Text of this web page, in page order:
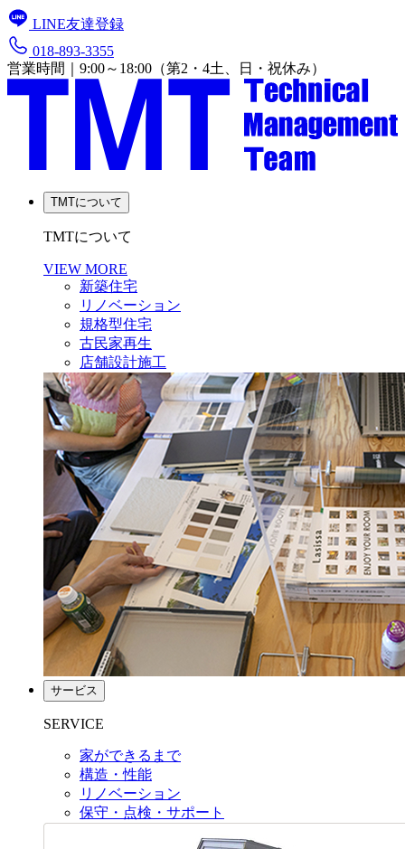
LINE友達登録
018-893-3355
営業時間｜9:00～18:00（第2・4土、日・祝休み）
TMTについて
TMTについて
VIEW MORE
新築住宅
リノベーション
規格型住宅
古民家再生
店舗設計施工
サービス
SERVICE
家ができるまで
構造・性能
リノベーション
保守・点検・サポート